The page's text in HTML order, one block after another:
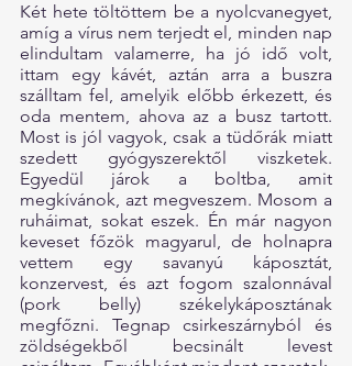
Két hete töltöttem be a nyolcvanegyet,
amíg a vírus nem terjedt el, minden nap
elindultam valamerre, ha jó idő volt,
ittam egy kávét, aztán arra a buszra
szálltam fel, amelyik előbb érkezett, és
oda mentem, ahova az a busz tartott.
Most is jól vagyok, csak a tüdőrák miatt
szedett gyógyszerektől viszketek.
Egyedül járok a boltba, amit
megkívánok, azt megveszem. Mosom a
ruháimat, sokat eszek. Én már nagyon
keveset főzök magyarul, de holnapra
vettem egy savanyú káposztát,
konzervest, és azt fogom szalonnával
(pork belly) székelykáposztának
megfőzni. Tegnap csirkeszárnyból és
zöldségekből becsinált levest